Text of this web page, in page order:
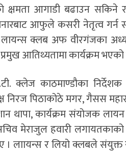
क्षमता आगाडी बढाउन
आफुले कसरी नेतृत्व
क्लब अफ वीरगंजका
आतिथ्यतामा कार्यक्रम भएको
क्लेज काठमाण्डौका निर्देशक
निरज पिठाकोठे मगर, गैसस
थापा, कार्यक्रम संयोजक
मेराजुल हवारी
। लाायन्स र लियो क्लबले संयुक्त